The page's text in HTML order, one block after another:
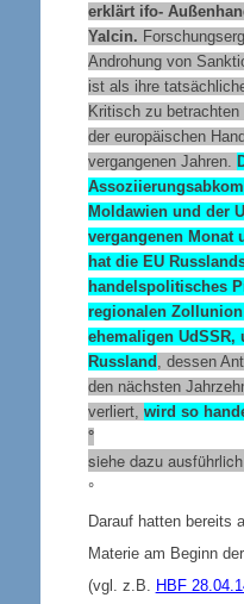
erklärt ifo-
Yalcin.
Androhung von
ist als ihre
Kritisch zu
der europäischen
vergangenen Jahren.
Moldawien und der
vergangenen Monat
hat die EU
handelspolitisches
regionalen
ehemaligen
Russland , dessen
den nächsten
verliert, wird so
°
siehe dazu ausführlich
°
Darauf hatten bereits
Materie am Beginn
(vgl. z.B. HBF